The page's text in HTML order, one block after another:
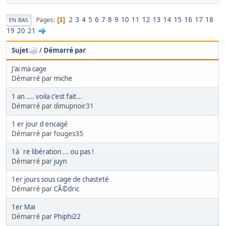
EN BAS Pages 1 2 3 4 5 6 7 8 9 10 11 12 13 14 15 16 17 18
19 20 21
Sujet / Démarré par
J'ai ma cage
Démarré par miche
1 an .... voila c'est fait...
Démarré par dimupnoir31
1 er jour d encagé
Démarré par fouges35
1à¨re libération ... ou pas !
Démarré par juyn
1er jours sous cage de chasteté
Démarré parCÃ©dric
1er Mai
Démarré par Phiphi22